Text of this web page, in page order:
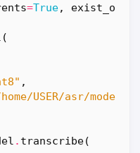
=True, exist_ok
(
,
USER/asr/models"
. transcribe(